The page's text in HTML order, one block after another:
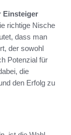
Einsteiger
richtige Nische
dass man
der sowohl
Potenzial für
die
den Erfolg zu